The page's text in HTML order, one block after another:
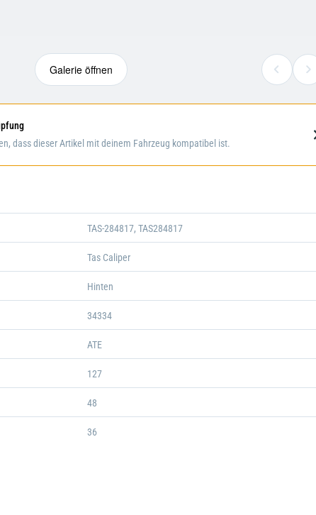
Galerie öffnen
dass dieser Artikel mit deinem Fahrzeug kompatibel ist.
TAS-284817, TAS284817
Tas Caliper
Hinten
34334
ATE
127
48
36